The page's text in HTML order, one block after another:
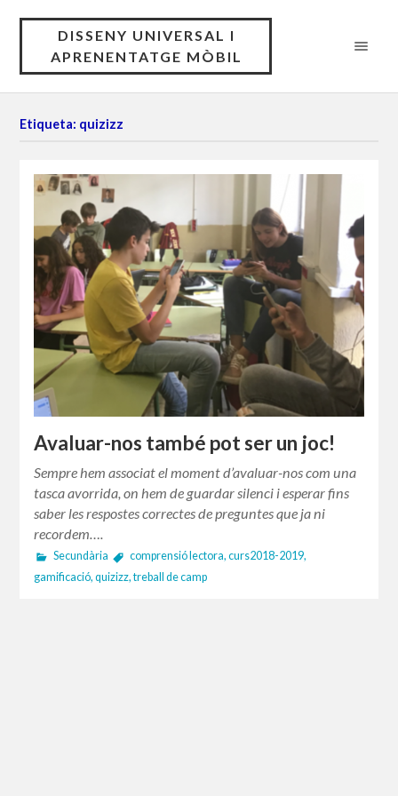
DISSENY UNIVERSAL I
APRENENTATGE MÒBIL
Etiqueta: quizizz
Avaluar-nos també pot ser un joc!
Sempre hem associat el moment d’avaluar-nos com una
tasca avorrida, on hem de guardar silenci i esperar fins
saber les respostes correctes de preguntes que ja ni
recordem….
Secundària comprensió lectora, curs2018-2019,
gamificació,quizizz,treball de camp